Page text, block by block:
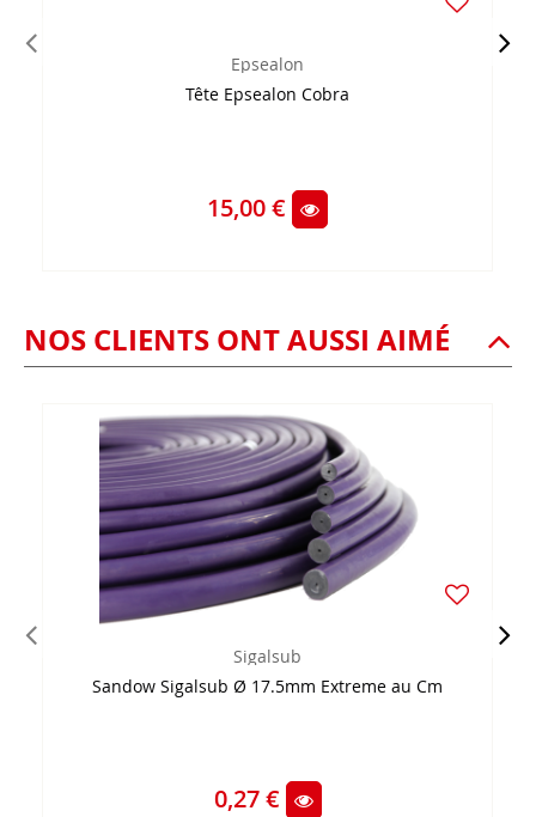
Epsealon
Tête Epsealon Cobra
15,00 €
NOS CLIENTS ONT AUSSI AIMÉ
Sigalsub
Sandow Sigalsub Ø 17.5mm Extreme au Cm
0,27 €